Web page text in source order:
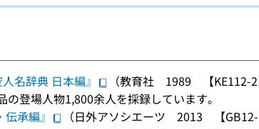
人名辞典 日本編』
（教育社 1989 【KE112-
登場人物1,800余人を採録しています。
承編』
（日外アソシエーツ 2013 【GB12-